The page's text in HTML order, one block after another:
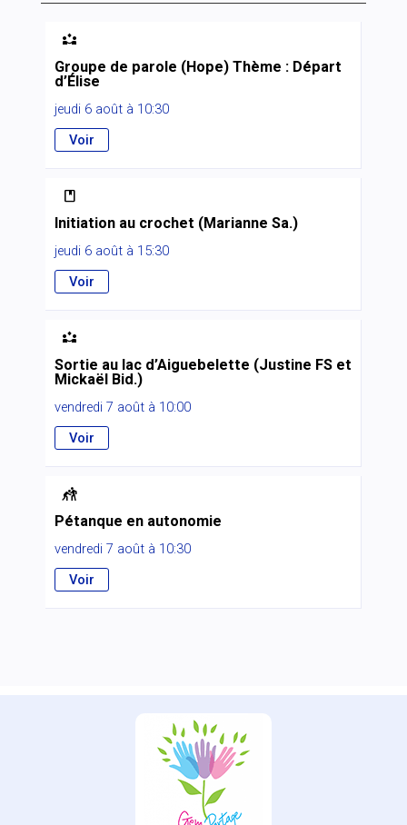

Groupe de parole (Hope) Thème : Départ
d’Élise
jeudi 6 août à 10:30
Voir

Initiation au crochet (Marianne Sa.)
jeudi 6 août à 15:30
Voir

Sortie au lac d’Aiguebelette (Justine FS et
Mickaël Bid.)
vendredi 7 août à 10:00
Voir

Pétanque en autonomie
vendredi 7 août à 10:30
Voir